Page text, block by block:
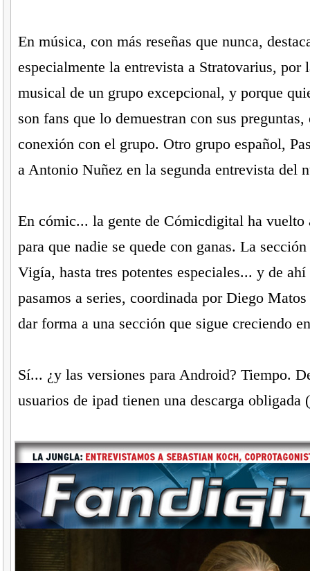
En música, con más reseñas que nunca,
especialmente la entrevista a Stratovarius, por
musical de un grupo excepcional, y porque
son fans que lo demuestran con sus preguntas,
conexión con el grupo. Otro grupo español,
a Antonio Nuñez en la segunda entrevista del
En cómic... la gente de Cómicdigital ha vuelto
para que nadie se quede con ganas. La
Vigía, hasta tres potentes especiales... y de ahí
pasamos a series, coordinada por Diego
dar forma a una sección que sigue creciendo
Sí... ¿y las versiones para Android? Tiempo.
usuarios de ipad tienen una descarga obligada (